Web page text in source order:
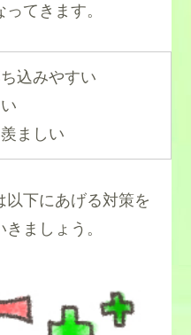
てきます。
込みやすい
ましい
以下にあげる対策を
ましょう。